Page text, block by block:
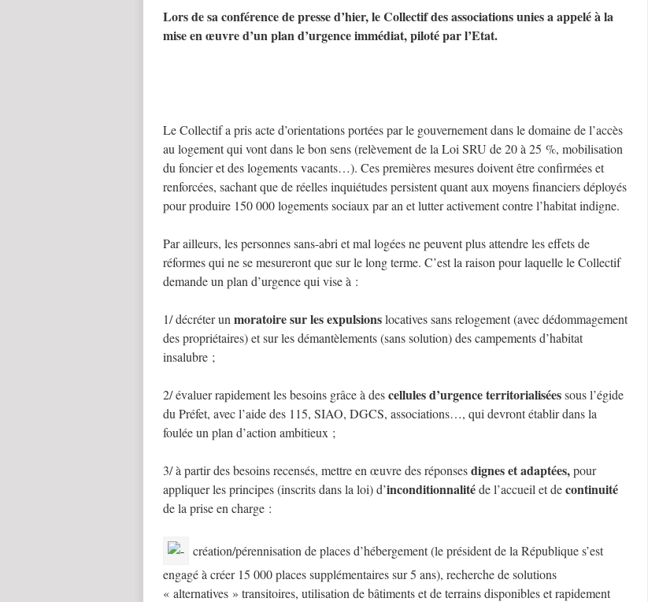
Lors de sa conférence de presse d’hier, le Collectif des associations unies a appelé à la
mise en œuvre d’un plan d’urgence immédiat, piloté par l’Etat.
Le Collectif a pris acte d’orientations portées par le gouvernement dans le domaine de l’accès
au logement qui vont dans le bon sens (relèvement de la Loi SRU de 20 à 25 %, mobilisation
du foncier et des logements vacants…). Ces premières mesures doivent être confirmées et
renforcées, sachant que de réelles inquiétudes persistent quant aux moyens financiers déployés
pour produire 150 000 logements sociaux par an et lutter activement contre l’habitat indigne.
Par ailleurs, les personnes sans-abri et mal logées ne peuvent plus attendre les effets de
réformes qui ne se mesureront que sur le long terme. C’est la raison pour laquelle le Collectif
demande un plan d’urgence qui vise à :
1/ décréter un moratoire sur les expulsionslocatives sans relogement (avec dédommagement
des propriétaires) et sur les démantèlements (sans solution) des campements d’habitat
insalubre ;
2/ évaluer rapidement les besoins grâce à descellules d’urgence territorialiséessous l’égide
du Préfet, avec l’aide des 115, SIAO, DGCS, associations…, qui devront établir dans la
foulée un plan d’action ambitieux ;
3/ à partir des besoins recensés, mettre en œuvre des réponsesdignes et adaptées,pour
appliquer les principes (inscrits dans la loi) d’inconditionnalitéde l’accueil et decontinuité
de la prise en charge :
création/pérennisation de places d’hébergement (le président de la République s’est
engagé à créer 15 000 places supplémentaires sur 5 ans), recherche de solutions
« alternatives » transitoires, utilisation de bâtiments et de terrains disponibles et rapidement